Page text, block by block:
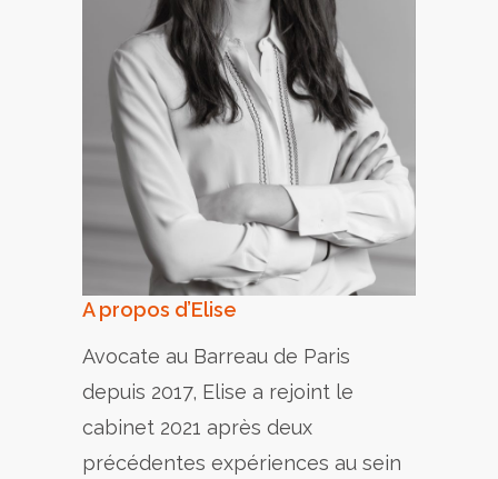
A propos d’Elise
Avocate au Barreau de Paris
depuis 2017, Elise a rejoint le
cabinet 2021 après deux
précédentes expériences au sein